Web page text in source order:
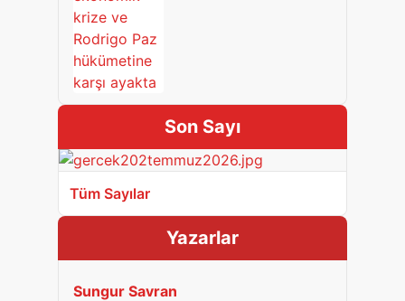
Son Sayı
Tüm Sayılar
Yazarlar
Sungur Savran